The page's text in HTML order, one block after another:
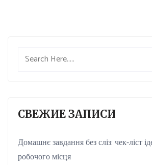
СВЕЖИЕ ЗАПИСИ
Домашнє завдання без сліз: чек-ліст
робочого місця